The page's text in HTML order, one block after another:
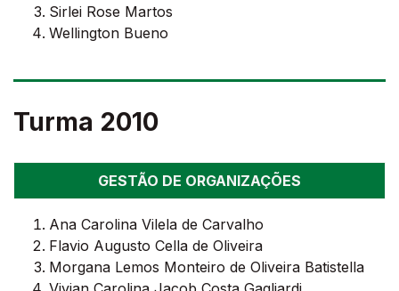
Sirlei Rose Martos
Wellington Bueno
Turma 2010
GESTÃO DE ORGANIZAÇÕES
Ana Carolina Vilela de Carvalho
Flavio Augusto Cella de Oliveira
Morgana Lemos Monteiro de Oliveira Batistella